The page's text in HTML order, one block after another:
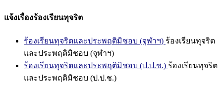
แจ้งเรื่องร้องเรียนทุจริต
ร้องเรียนทุจริตและประพฤติมิชอบ (จุฬาฯ) ร้องเรียนทุจริต
และประพฤติมิชอบ (จุฬาฯ)
ร้องเรียนทุจริตและประพฤติมิชอบ (ป.ป.ช.) ร้องเรียนทุจริต
และประพฤติมิชอบ (ป.ป.ช.)